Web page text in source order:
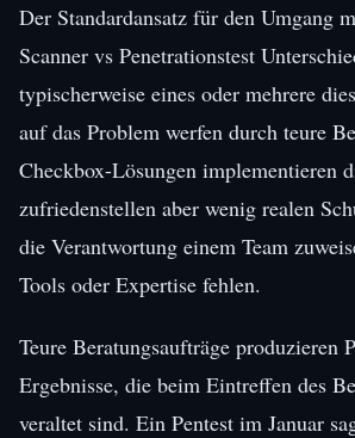
Der Standardansatz für den Umgang
Scanner vs Penetrationstest
typischerweise eines oder mehrere
auf das Problem werfen durch teure
Checkbox-Lösungen implementieren
zufriedenstellen aber wenig realen
die Verantwortung einem Team
Tools oder Expertise fehlen.
Teure Beratungsaufträge produzieren
Ergebnisse, die beim Eintreffen des
veraltet sind. Ein Pentest im Januar